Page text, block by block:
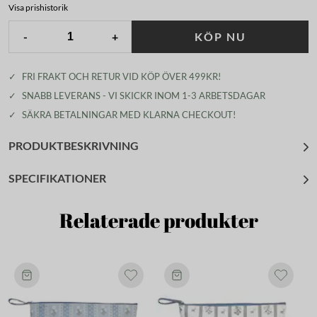
Visa prishistorik
- + KÖP NU
✓
FRI FRAKT OCH RETUR VID KÖP ÖVER 499KR!
✓
SNABB LEVERANS - VI SKICKR INOM 1-3 ARBETSDAGAR
✓
SÄKRA BETALNINGAR MED KLARNA CHECKOUT!
PRODUKTBESKRIVNING
SPECIFIKATIONER
Relaterade produkter